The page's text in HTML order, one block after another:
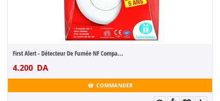
First Alert - Détecteur De Fumée NF Compa...
4.200 DA
COMMANDER